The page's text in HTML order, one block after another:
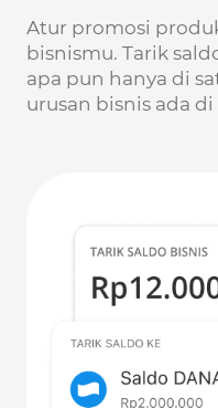
Atur promosi
bisnismu. Tarik
apa pun hanya di
urusan bisnis ada